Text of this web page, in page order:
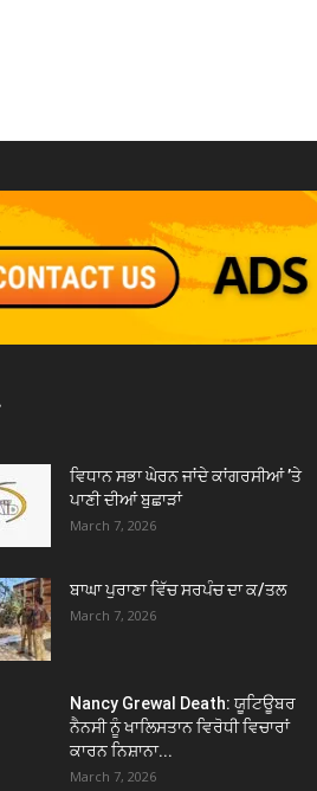
ਵਿਧਾਨ ਸਭਾ ਘੇਰਨ ਜਾਂਦੇ ਕਾਂਗਰਸੀਆਂ ’ਤੇ
ਪਾਣੀ ਦੀਆਂ ਬੁਛਾੜਾਂ
March 7, 2026
ਬਾਘਾ ਪੁਰਾਣਾ ਵਿੱਚ ਸਰਪੰਚ ਦਾ ਕ/ਤਲ
March 7, 2026
Nancy Grewal Death: ਯੂਟਿਊਬਰ
ਨੈਨਸੀ ਨੂੰ ਖਾਲਿਸਤਾਨ ਵਿਰੋਧੀ ਵਿਚਾਰਾਂ
ਕਾਰਨ ਨਿਸ਼ਾਨਾ...
March 7, 2026